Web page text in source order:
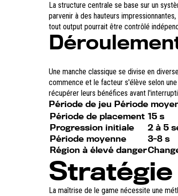
La structure centrale se base sur un
parvenir à des hauteurs
tout output pourrait être contrôlé
Une manche classique se divise en
commence et le facteur s'élève selon
récupérer leurs bénéfices avant
Période de jeu Période
Période de placement 15 s
Progression initiale
2 à 5
Période moyenne
3-8 s
Région à élevé danger
La maîtrise de le game nécessite une